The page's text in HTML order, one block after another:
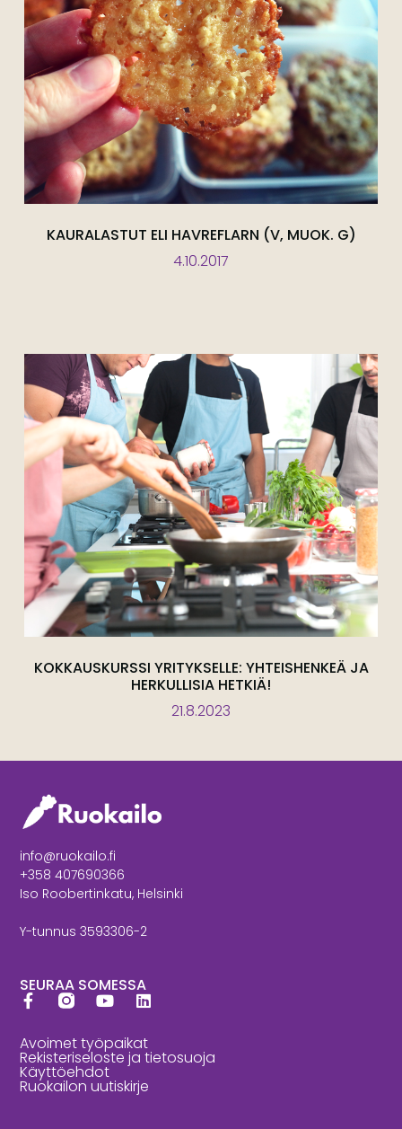
KAURALASTUT ELI HAVREFLARN (V, MUOK. G)
4.10.2017
KOKKAUSKURSSI YRITYKSELLE: YHTEISHENKEÄ JA
HERKULLISIA HETKIÄ!
21.8.2023
info@ruokailo.fi
+358 407690366
Iso Roobertinkatu, Helsinki
Y-tunnus 3593306-2
SEURAA SOMESSA
Avoimet työpaikat
Rekisteriseloste ja tietosuoja
Käyttöehdot
Ruokailon uutiskirje